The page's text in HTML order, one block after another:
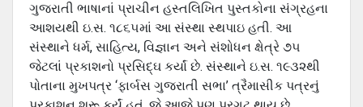
ગુજરાતી ભાષાનાં પ્રાચીન હસ્‍તલિખિત પુસ્‍તકોના સંગ્રહના
આશયથી ઇ.સ. ૧૮૬૫માં આ સંસ્‍થા સ્‍થપાઇ હતી. આ
સંસ્‍થાને ધર્મ, સાહિત્‍ય, વિજ્ઞાન અને સંશોધન ક્ષેત્રે ૭૫
જેટલાં પ્રકાશનો પ્રસિદ્ઘ કર્યાં છે. સંસ્‍થાને ઇ.સ. ૧૯૩૨થી
પોતાના મુખપત્ર ‘ફાર્બસ ગુજરાતી સભા’ ત્રૈમાસીક પત્રનું